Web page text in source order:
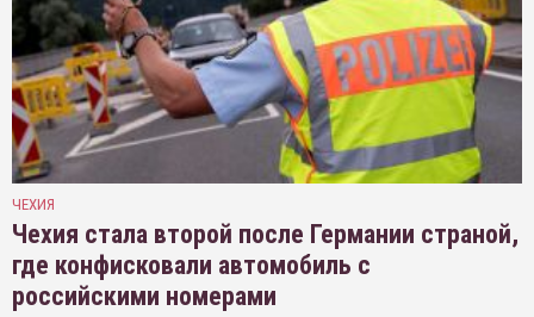
ЧЕХИЯ
Чехия стала второй после Германии страной,
где конфисковали автомобиль с
российскими номерами